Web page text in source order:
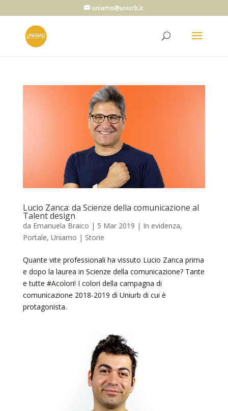
uniamo@uniurb.it
Lucio Zanca: da Scienze della comunicazione al
Talent design
da Emanuela Braico | 5 Mar 2019 | In evidenza,
Portale, Uniamo | Storie
Quante vite professionali ha vissuto Lucio Zanca prima
e dopo la laurea in Scienze della comunicazione? Tante
e tutte #Acolori! I colori della campagna di
comunicazione 2018-2019 di Uniurb di cui è
protagonista.